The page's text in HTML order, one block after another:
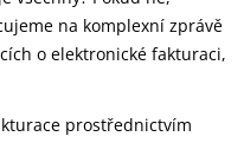
na komplexní zprávě
o elektronické fakturaci,
prostřednictvím